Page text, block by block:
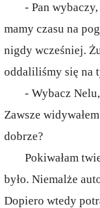
- Pan
mamy czasu na
nigdy wcześniej.
oddaliliśmy się na
- Wybacz
Zawsze
dobrze?
Pokiwałam
było. Niemalże
Dopiero wtedy